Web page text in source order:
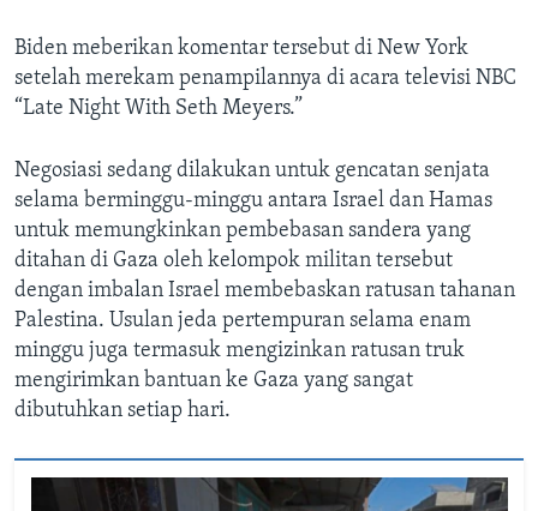
Biden meberikan komentar tersebut di New York
setelah merekam penampilannya di acara televisi NBC
“Late Night With Seth Meyers.”
Negosiasi sedang dilakukan untuk gencatan senjata
selama berminggu-minggu antara Israel dan Hamas
untuk memungkinkan pembebasan sandera yang
ditahan di Gaza oleh kelompok militan tersebut
dengan imbalan Israel membebaskan ratusan tahanan
Palestina. Usulan jeda pertempuran selama enam
minggu juga termasuk mengizinkan ratusan truk
mengirimkan bantuan ke Gaza yang sangat
dibutuhkan setiap hari.